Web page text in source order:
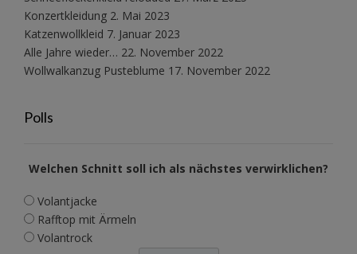
Konzertkleidung 2. Mai 2023
Katzenwollkleid 7. Januar 2023
Alle Jahre wieder… 22. November 2022
Wollwalkanzug Pusteblume 17. November 2022
Polls
Welchen Schnitt soll ich als nächstes verwirklichen?
Volantjacke
Rafftop mit Ärmeln
Volantrock